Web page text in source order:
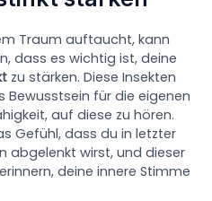
Traum auftaucht, kann
dass es wichtig ist, deine
zu stärken. Diese Insekten
für die eigenen
auf diese zu hören.
Gefühl, dass du in letzter
abgelenkt wirst, und dieser
deine innere Stimme